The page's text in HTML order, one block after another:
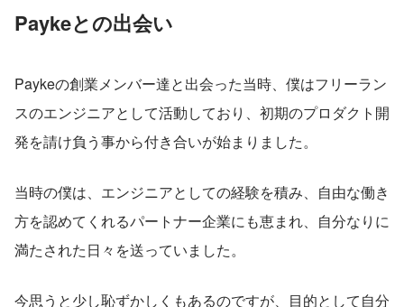
Paykeとの出会い
Paykeの創業メンバー達と出会った当時、僕はフリーラン
スのエンジニアとして活動しており、初期のプロダクト開
発を請け負う事から付き合いが始まりました。
当時の僕は、エンジニアとしての経験を積み、自由な働き
方を認めてくれるパートナー企業にも恵まれ、自分なりに
満たされた日々を送っていました。
今思うと少し恥ずかしくもあるのですが、目的として自分